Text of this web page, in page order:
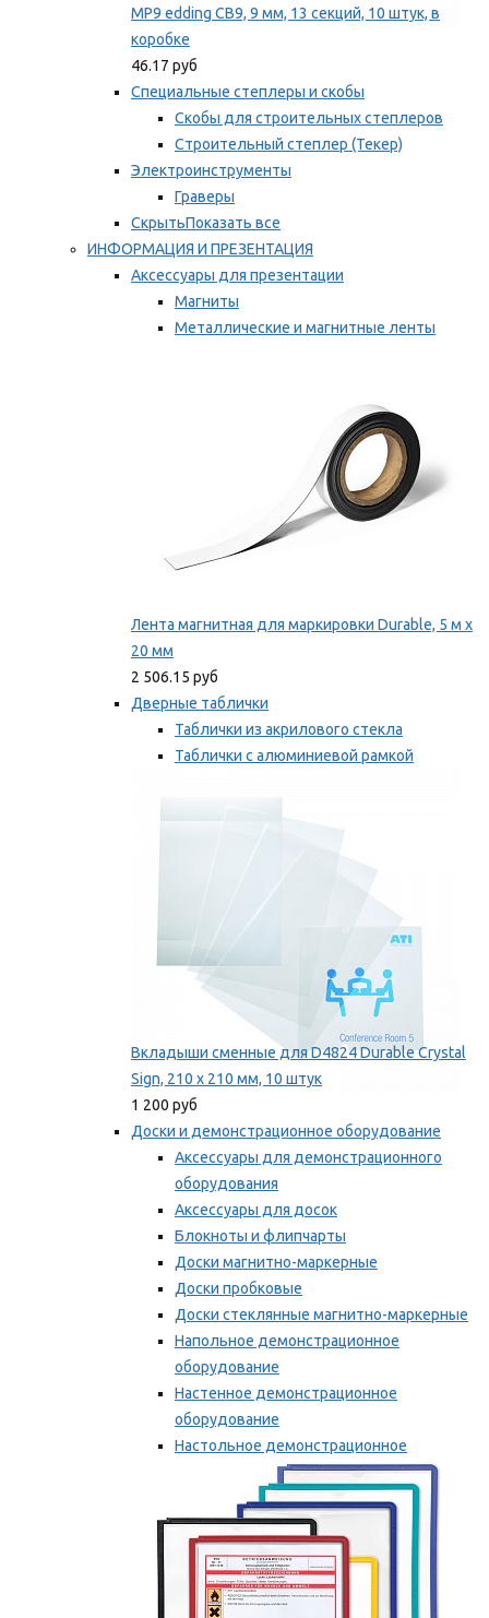
MP9 edding CB9, 9 мм, 13 секций, 10 штук, в
коробке
46.17 руб
Специальные степлеры и скобы
Скобы для строительных степлеров
Строительный степлер (Текер)
Электроинструменты
Граверы
СкрытьПоказать все
ИНФОРМАЦИЯ И ПРЕЗЕНТАЦИЯ
Аксессуары для презентации
Магниты
Металлические и магнитные ленты
Лента магнитная для маркировки Durable, 5 м х
20 мм
2 506.15 руб
Дверные таблички
Таблички из акрилового стекла
Таблички с алюминиевой рамкой
Вкладыши сменные для D4824 Durable Crystal
Sign, 210 x 210 мм, 10 штук
1 200 руб
Доски и демонстрационное оборудование
Аксессуары для демонстрационного
оборудования
Аксессуары для досок
Блокноты и флипчарты
Доски магнитно-маркерные
Доски пробковые
Доски стеклянные магнитно-маркерные
Напольное демонстрационное
оборудование
Настенное демонстрационное
оборудование
Настольное демонстрационное
оборудование
Мы рекомендуем